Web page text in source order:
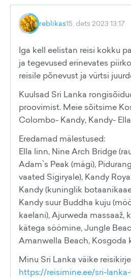
reblikas15. dets 2023 13:17
Iga kell eelistan reisi kokku
ja tegevused erinevates
reisile põnevust ja vürtsi
Kuulsad Sri Lanka
proovimist. Meie sõitsime
Colombo- Kandy, Kandy-
Eredamad mälestused:
Ella linn, Nine Arch Bridge
Adam`s Peak (mägi),
vaated Sigiryale), Kandy
Kandy (kuninglik
Kandy suur Buddha kuju
kaelani), Ajurweda massaaž,
kätega söömine, Jungle
Amanwella Beach, Kosgoda
Minu Sri Lanka väike
https://reisimine.ee/sri-